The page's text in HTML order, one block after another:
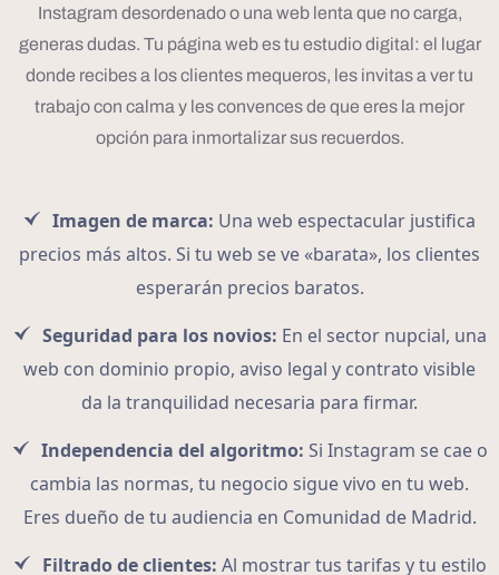
Instagram desordenado o una web lenta que no carga,
generas dudas. Tu página web es tu estudio digital: el lugar
donde recibes a los clientes mequeros, les invitas a ver tu
trabajo con calma y les convences de que eres la mejor
opción para inmortalizar sus recuerdos.
Imagen de marca: Una web espectacular justifica
precios más altos. Si tu web se ve «barata», los clientes
esperarán precios baratos.
Seguridad para los novios: En el sector nupcial, una
web con dominio propio, aviso legal y contrato visible
da la tranquilidad necesaria para firmar.
Independencia del algoritmo: Si Instagram se cae o
cambia las normas, tu negocio sigue vivo en tu web.
Eres dueño de tu audiencia en Comunidad de Madrid.
Filtrado de clientes: Al mostrar tus tarifas y tu estilo